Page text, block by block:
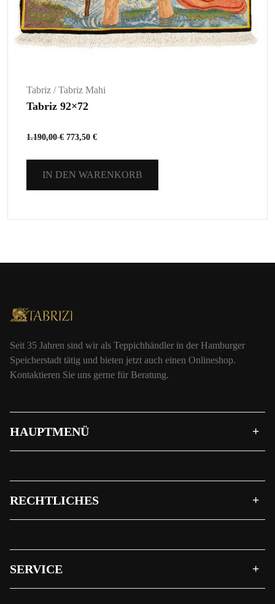
Tabriz / Tabriz Mahi
Tabriz 92×72
1.190,00€ 773,50 €
IN DEN WARENKORB
Seit 35 Jahren sind wir als Teppichhändler in der Hamburger
Speicherstadt tätig und bieten jetzt auch einen Onlineshop.
Kontaktieren Sie uns gerne für Beratung.
HAUPTMENÜ
RECHTLICHES
SERVICE